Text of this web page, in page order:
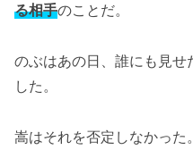
る相手のことだ。
のぶはあの日、誰にも見せ
した。
嵩はそれを否定しなかった。